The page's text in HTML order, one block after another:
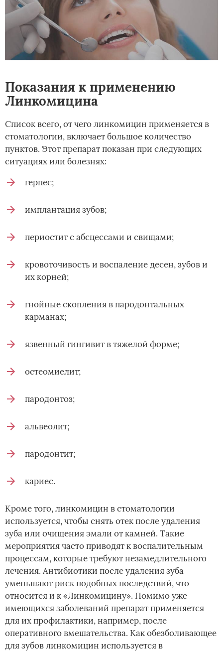
Показания к применению
Линкомицина
Список всего, от чего линкомицин применяется в
стоматологии, включает большое количество
пунктов. Этот препарат показан при следующих
ситуациях или болезнях:
герпес;
имплантация зубов;
периостит с абсцессами и свищами;
кровоточивость и воспаление десен, зубов и
их корней;
гнойные скопления в пародонтальных
карманах;
язвенный гингивит в тяжелой форме;
остеомиелит;
пародонтоз;
альвеолит;
пародонтит;
кариес.
Кроме того, линкомицин в стоматологии
используется, чтобы снять отек после удаления
зуба или очищения эмали от камней. Такие
мероприятия часто приводят к воспалительным
процессам, которые требуют незамедлительного
лечения. Антибиотики после удаления зуба
уменьшают риск подобных последствий, что
относится и к «Линкомицину». Помимо уже
имеющихся заболеваний препарат применяется
для их профилактики, например, после
оперативного вмешательства. Как обезболивающее
для зубов линкомицин используется в